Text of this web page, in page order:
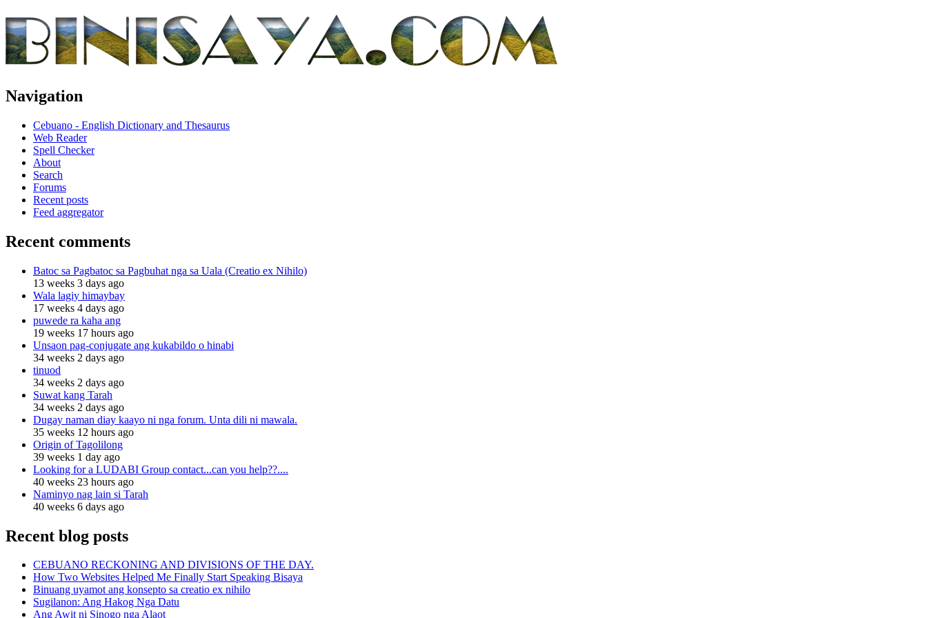
Navigation
Cebuano - English Dictionary and Thesaurus
Web Reader
Spell Checker
About
Search
Forums
Recent posts
Feed aggregator
Recent comments
Batoc sa Pagbatoc sa Pagbuhat nga sa Uala (Creatio ex Nihilo)
13 weeks 3 days ago
Wala lagiy himaybay
17 weeks 4 days ago
puwede ra kaha ang
19 weeks 17 hours ago
Unsaon pag-conjugate ang kukabildo o hinabi
34 weeks 2 days ago
tinuod
34 weeks 2 days ago
Suwat kang Tarah
34 weeks 2 days ago
Dugay naman diay kaayo ni nga forum. Unta dili ni mawala.
35 weeks 12 hours ago
Origin of Tagolilong
39 weeks 1 day ago
Looking for a LUDABI Group contact...can you help??....
40 weeks 23 hours ago
Naminyo nag lain si Tarah
40 weeks 6 days ago
Recent blog posts
CEBUANO RECKONING AND DIVISIONS OF THE DAY.
How Two Websites Helped Me Finally Start Speaking Bisaya
Binuang uyamot ang konsepto sa creatio ex nihilo
Sugilanon: Ang Hakog Nga Datu
Ang Awit ni Sinogo nga Alaot